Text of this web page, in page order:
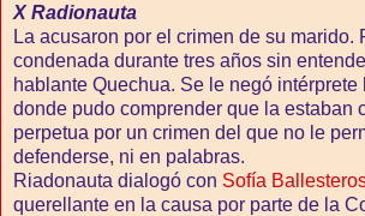
X Radionauta
La acusaron por el crimen de su marido.
condenada durante tres años sin
hablante Quechua. Se le negó intérprete
donde pudo comprender que la estaban
perpetua por un crimen del que no le
defenderse, ni en palabras.
Riadonauta dialogó con Sofía
querellante en la causa por parte de la